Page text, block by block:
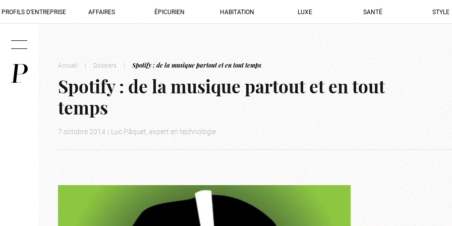
PROFILS D’ENTREPRISE AFFAIRES ÉPICURIEN HABITATION LUXE SANTÉ STYLE
Accueil | Dossiers | Spotify : de la musique partout et en tout temps
Spotify : de la musique partout et en tout
temps
7 octobre 2014 | Luc Pâquet, expert en technologie